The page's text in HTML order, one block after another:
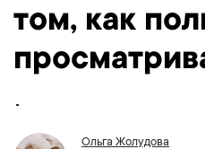
том, как
Ольга Жолудова